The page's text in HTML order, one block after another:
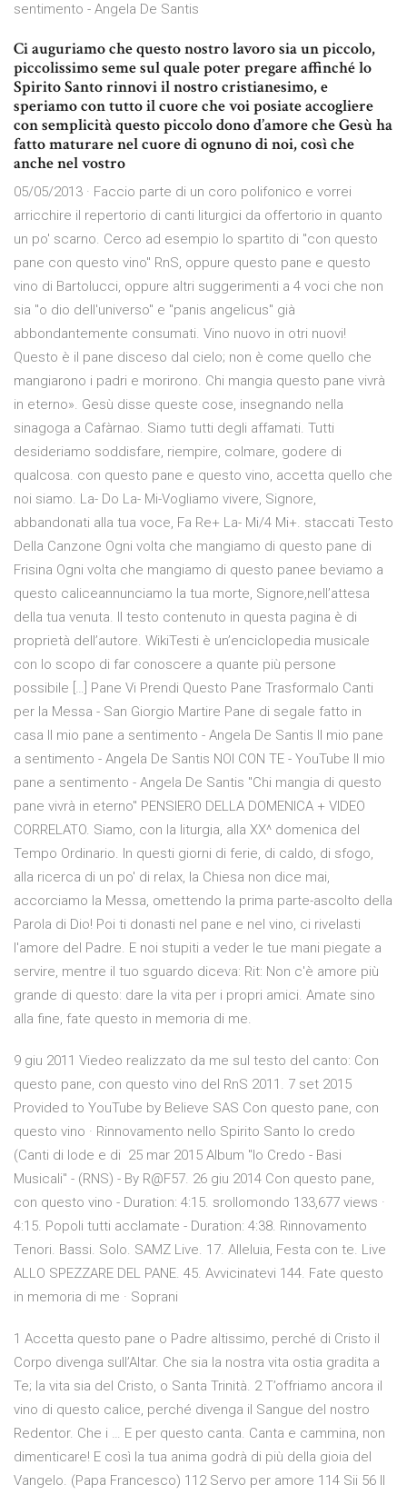
sentimento - Angela De Santis
Ci auguriamo che questo nostro lavoro sia un piccolo,
piccolissimo seme sul quale poter pregare affinché lo
Spirito Santo rinnovi il nostro cristianesimo, e
speriamo con tutto il cuore che voi posiate accogliere
con semplicità questo piccolo dono d’amore che Gesù ha
fatto maturare nel cuore di ognuno di noi, così che
anche nel vostro
05/05/2013 · Faccio parte di un coro polifonico e vorrei
arricchire il repertorio di canti liturgici da offertorio in quanto
un po' scarno. Cerco ad esempio lo spartito di "con questo
pane con questo vino" RnS, oppure questo pane e questo
vino di Bartolucci, oppure altri suggerimenti a 4 voci che non
sia "o dio dell'universo" e "panis angelicus" già
abbondantemente consumati. Vino nuovo in otri nuovi!
Questo è il pane disceso dal cielo; non è come quello che
mangiarono i padri e morirono. Chi mangia questo pane vivrà
in eterno». Gesù disse queste cose, insegnando nella
sinagoga a Cafàrnao. Siamo tutti degli affamati. Tutti
desideriamo soddisfare, riempire, colmare, godere di
qualcosa. con questo pane e questo vino, accetta quello che
noi siamo. La- Do La- Mi-Vogliamo vivere, Signore,
abbandonati alla tua voce, Fa Re+ La- Mi/4 Mi+. staccati Testo
Della Canzone Ogni volta che mangiamo di questo pane di
Frisina Ogni volta che mangiamo di questo panee beviamo a
questo caliceannunciamo la tua morte, Signore,nell’attesa
della tua venuta. Il testo contenuto in questa pagina è di
proprietà dell’autore. WikiTesti è un’enciclopedia musicale
con lo scopo di far conoscere a quante più persone
possibile […] Pane Vi Prendi Questo Pane Trasformalo Canti
per la Messa - San Giorgio Martire Pane di segale fatto in
casa Il mio pane a sentimento - Angela De Santis Il mio pane
a sentimento - Angela De Santis NOI CON TE - YouTube Il mio
pane a sentimento - Angela De Santis "Chi mangia di questo
pane vivrà in eterno" PENSIERO DELLA DOMENICA + VIDEO
CORRELATO. Siamo, con la liturgia, alla XX^ domenica del
Tempo Ordinario. In questi giorni di ferie, di caldo, di sfogo,
alla ricerca di un po' di relax, la Chiesa non dice mai,
accorciamo la Messa, omettendo la prima parte-ascolto della
Parola di Dio! Poi ti donasti nel pane e nel vino, ci rivelasti
l'amore del Padre. E noi stupiti a veder le tue mani piegate a
servire, mentre il tuo sguardo diceva: Rit: Non c'è amore più
grande di questo: dare la vita per i propri amici. Amate sino
alla fine, fate questo in memoria di me.
9 giu 2011 Viedeo realizzato da me sul testo del canto: Con
questo pane, con questo vino del RnS 2011. 7 set 2015
Provided to YouTube by Believe SAS Con questo pane, con
questo vino · Rinnovamento nello Spirito Santo Io credo
(Canti di lode e di 25 mar 2015 Album "Io Credo - Basi
Musicali" - (RNS) - By R@F57. 26 giu 2014 Con questo pane,
con questo vino - Duration: 4:15. srollomondo 133,677 views ·
4:15. Popoli tutti acclamate - Duration: 4:38. Rinnovamento
Tenori. Bassi. Solo. SAMZ Live. 17. Alleluia, Festa con te. Live
ALLO SPEZZARE DEL PANE. 45. Avvicinatevi 144. Fate questo
in memoria di me · Soprani
1 Accetta questo pane o Padre altissimo, perché di Cristo il
Corpo divenga sull’Altar. Che sia la nostra vita ostia gradita a
Te; la vita sia del Cristo, o Santa Trinità. 2 T’offriamo ancora il
vino di questo calice, perché divenga il Sangue del nostro
Redentor. Che i … E per questo canta. Canta e cammina, non
dimenticare! E così la tua anima godrà di più della gioia del
Vangelo. (Papa Francesco) 112 Servo per amore 114 Sii 56 Il